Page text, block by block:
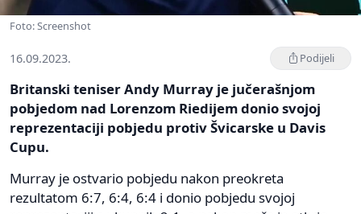
Foto: Screenshot
16.09.2023. Podijeli
Britanski teniser Andy Murray je jučerašnjom
pobjedom nad Lorenzom Riedijem donio svojoj
reprezentaciji pobjedu protiv Švicarske u Davis
Cupu.
Murray je ostvario pobjedu nakon preokreta
rezultatom 6:7, 6:4, 6:4 i donio pobjedu svojoj